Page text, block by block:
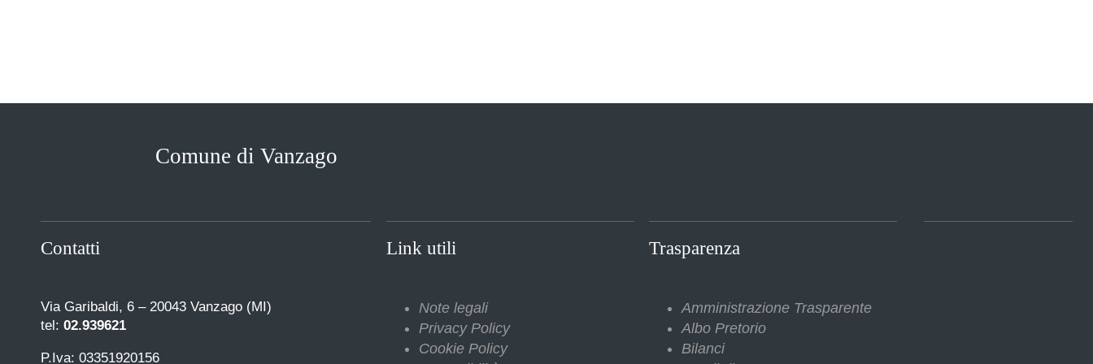
Comune di Vanzago
Contatti
Via Garibaldi, 6 – 20043 Vanzago (MI)
tel: 02.939621
P.Iva: 03351920156
Link utili
Note legali
Privacy Policy
Cookie Policy
Trasparenza
Amministrazione Trasparente
Albo Pretorio
Bilanci